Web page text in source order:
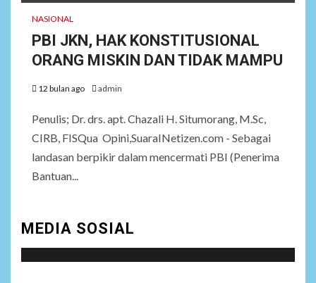
NASIONAL
PBI JKN, HAK KONSTITUSIONAL
ORANG MISKIN DAN TIDAK MAMPU
12 bulan ago admin
Penulis; Dr. drs. apt. Chazali H. Situmorang, M.Sc,
CIRB, FISQua Opini,SuaraINetizen.com - Sebagai
landasan berpikir dalam mencermati PBI (Penerima
Bantuan...
MEDIA SOSIAL